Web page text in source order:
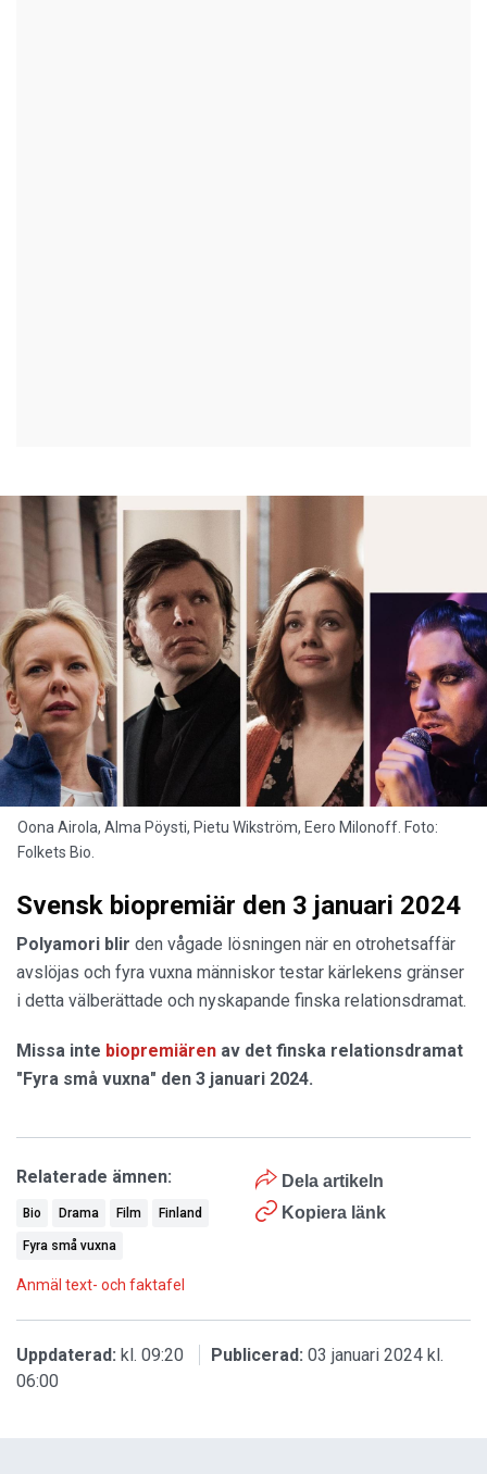
Oona Airola, Alma Pöysti, Pietu Wikström, Eero Milonoff. Foto:
Folkets Bio.
Svensk biopremiär den 3 januari 2024
Polyamori blir den vågade lösningen när en otrohetsaffär
avslöjas och fyra vuxna människor testar kärlekens gränser
i detta välberättade och nyskapande finska relationsdramat.
Missa inte biopremiären av det finska relationsdramat
"Fyra små vuxna" den 3 januari 2024.
Dela artikeln
Kopiera länk
Relaterade ämnen:
Bio Drama Film Finland
Fyra små vuxna
Anmäl text- och faktafel
Uppdaterad: kl. 09:20 Publicerad: 03 januari 2024 kl.
06:00